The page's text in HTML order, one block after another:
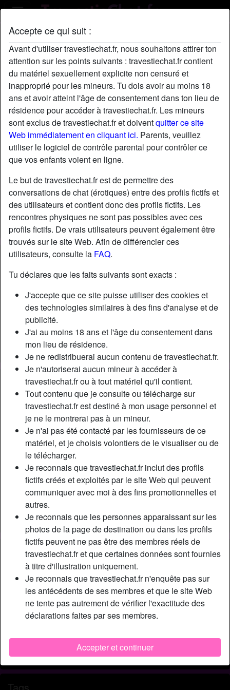
Accepte ce qui suit :
Avant d'utiliser travestiechat.fr, nous souhaitons attirer ton
attention sur les points suivants : travestiechat.fr contient
du matériel sexuellement explicite non censuré et
inapproprié pour les mineurs. Tu dois avoir au moins 18
ans et avoir atteint l'âge de consentement dans ton lieu de
résidence pour accéder à travestiechat.fr. Les mineurs
sont exclus de travestiechat.fr et doiventquitter ce site
Web immédiatement en cliquant ici. Parents, veuillez
utiliser le logiciel de contrôle parental pour contrôler ce
que vos enfants voient en ligne.
Le but de travestiechat.fr est de permettre des
conversations de chat (érotiques) entre des profils fictifs et
des utilisateurs et contient donc des profils fictifs. Les
rencontres physiques ne sont pas possibles avec ces
profils fictifs. De vrais utilisateurs peuvent également être
trouvés sur le site Web. Afin de différencier ces
utilisateurs, consulte la FAQ.
Tu déclares que les faits suivants sont exacts :
J'accepte que ce site puisse utiliser des cookies et
des technologies similaires à des fins d'analyse et de
publicité.
J'ai au moins 18 ans et l'âge du consentement dans
mon lieu de résidence.
Je ne redistribuerai aucun contenu de travestiechat.fr.
Je n'autoriserai aucun mineur à accéder à
travestiechat.fr ou à tout matériel qu'il contient.
Tout contenu que je consulte ou télécharge sur
travestiechat.fr est destiné à mon usage personnel et
je ne le montrerai pas à un mineur.
Je n'ai pas été contacté par les fournisseurs de ce
matériel, et je choisis volontiers de le visualiser ou de
le télécharger.
Je reconnais que travestiechat.fr inclut des profils
fictifs créés et exploités par le site Web qui peuvent
communiquer avec moi à des fins promotionnelles et
autres.
Je reconnais que les personnes apparaissant sur les
photos de la page de destination ou dans les profils
fictifs peuvent ne pas être des membres réels de
travestiechat.fr et que certaines données sont fournies
à titre d'illustration uniquement.
Je reconnais que travestiechat.fr n'enquête pas sur
les antécédents de ses membres et que le site Web
ne tente pas autrement de vérifier l'exactitude des
déclarations faites par ses membres.
Accepter et continuer
Profil de ÉlisabethDior
starAjouter chatDiscuter !
Nickname:
ÉlisabethDior
Âge:
22
Pays:
France
Département:
Bouches-du-Rhône
Sexe:
Transexuelle
Sexualité:
Relation:
Célibataire
Couleur des cheveux:
Brunette
Taille:
168 cm
Épilé(e):
Fumeur(euse):
Non
Description
Salut à toutes les belles queues de Colmar et des
alentours ! Je suis à la recherche de nombreuses queues
dans ton genre je suppose, c’est à dire bien raide et aux
couilles bien remplies. Pour plan bareback. Mon cul vous
attend ils sera bien dilaté pour tous !
Cherche
Homme, Hétéro, Latin(e), 18-25
Tags